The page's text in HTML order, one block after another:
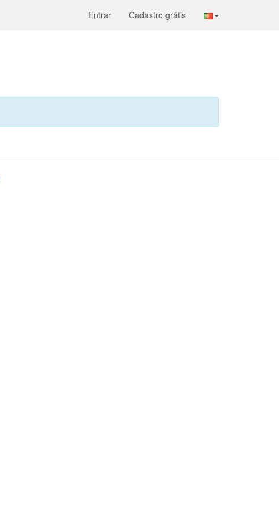
Entrar Cadastro grátis